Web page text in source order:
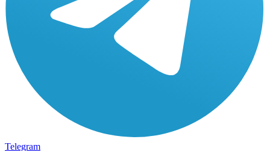
Telegram